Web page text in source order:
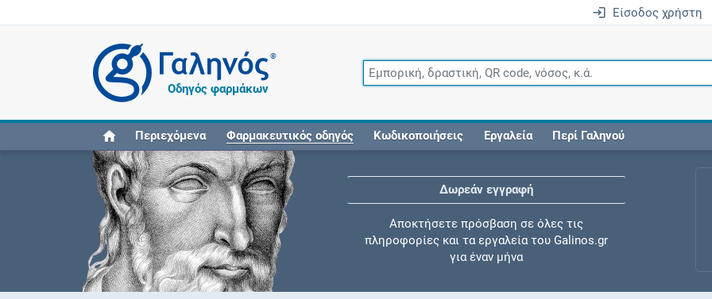
Είσοδος χρήστη
®
Οδηγός φαρμάκων
Περιεχόμενα Φαρμακευτικός οδηγός Κωδικοποιήσεις Εργαλεία Περί Γαληνού
Δωρεάν εγγραφή
Αποκτήσετε πρόσβαση σε όλες τις
πληροφορίες και τα εργαλεία του Galinos.gr
για έναν μήνα